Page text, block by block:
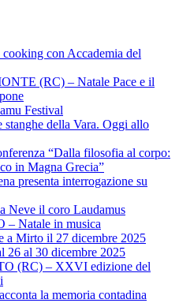
con Accademia del
(RC) – Natale Pace e il
Festival
della Vara. Oggi allo
“Dalla filosofia al corpo:
in Magna Grecia”
presenta interrogazione su
Neve il coro Laudamus
Natale in musica
a Mirto il 27 dicembre 2025
al 30 dicembre 2025
(RC) – XXVI edizione del
la memoria contadina